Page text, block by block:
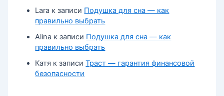
Lara к записи Подушка для сна — как
правильно выбрать
Alina к записи Подушка для сна — как
правильно выбрать
Катя к записиТраст — гарантия финансовой
безопасности